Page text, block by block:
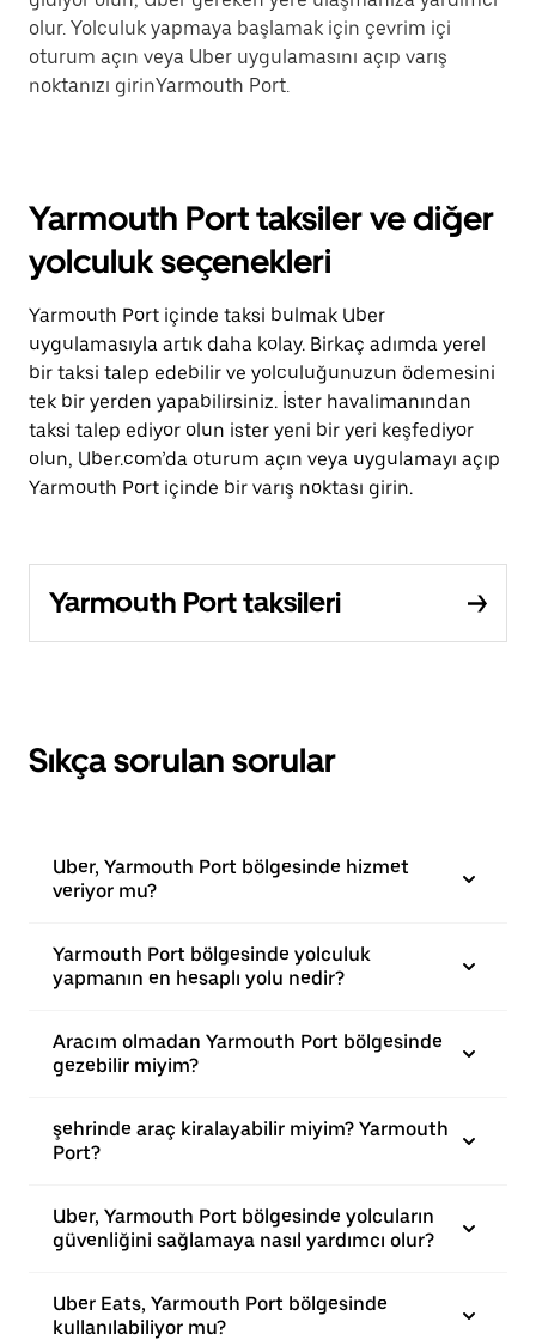
olur. Yolculuk yapmaya başlamak için çevrim içi
oturum açın veya Uber uygulamasını açıp varış
noktanızı girinYarmouth Port.
Yarmouth Port taksiler ve diğer
yolculuk seçenekleri
Yarmouth Port içinde taksi bulmak Uber
uygulamasıyla artık daha kolay. Birkaç adımda yerel
bir taksi talep edebilir ve yolculuğunuzun ödemesini
tek bir yerden yapabilirsiniz. İster havalimanından
taksi talep ediyor olun ister yeni bir yeri keşfediyor
olun, Uber.com’da oturum açın veya uygulamayı açıp
Yarmouth Port içinde bir varış noktası girin.
Yarmouth Port taksileri
Sıkça sorulan sorular
Uber, Yarmouth Port bölgesinde hizmet
veriyor mu?
Yarmouth Port bölgesinde yolculuk
yapmanın en hesaplı yolu nedir?
Aracım olmadan Yarmouth Port bölgesinde
gezebilir miyim?
şehrinde araç kiralayabilir miyim? Yarmouth
Port?
Uber, Yarmouth Port bölgesinde yolcuların
güvenliğini sağlamaya nasıl yardımcı olur?
Uber Eats, Yarmouth Port bölgesinde
kullanılabiliyor mu?